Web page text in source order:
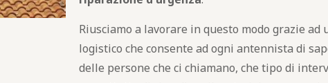
Riusciamo a lavorare in questo modo grazie ad
logistico che consente ad ogni antennista di
delle persone che ci chiamano, che tipo di